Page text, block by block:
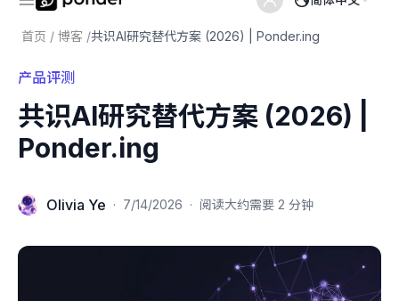
首页 / 博客 /共识AI研究替代方案 (2026) | Ponder.ing
产品评测
共识AI研究替代方案 (2026) |
Ponder.ing
Olivia Ye · 7/14/2026 · 阅读大约需要 2 分钟